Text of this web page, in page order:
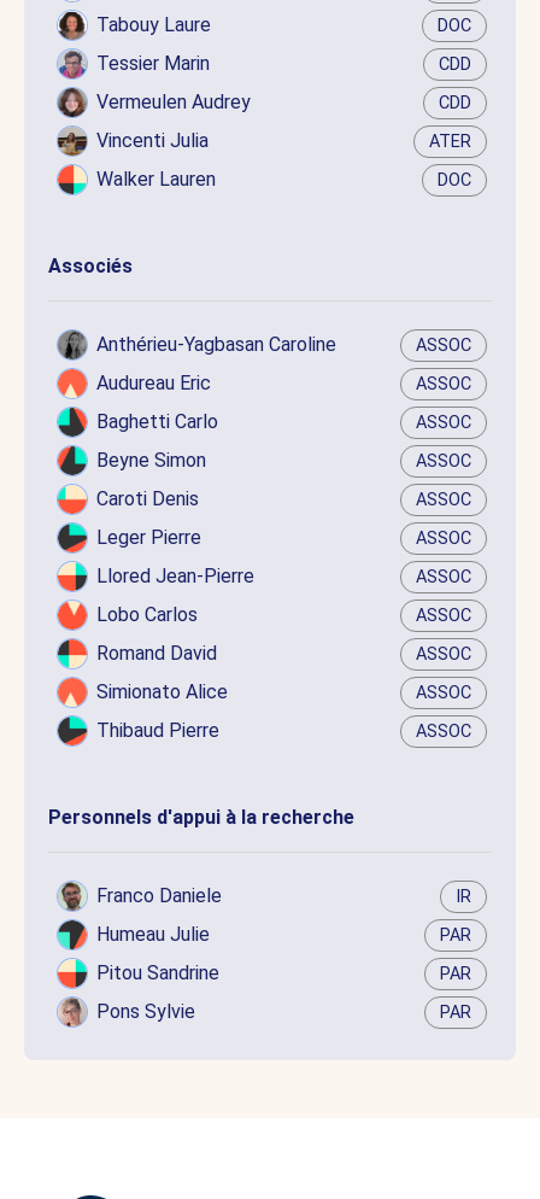
Tabouy Laure DOC
Tessier Marin CDD
Vermeulen Audrey CDD
Vincenti Julia ATER
Walker Lauren DOC
Associés
Anthérieu-Yagbasan Caroline ASSOC
Audureau Eric ASSOC
Baghetti Carlo ASSOC
Beyne Simon ASSOC
Caroti Denis ASSOC
Leger Pierre ASSOC
Llored Jean-Pierre ASSOC
Lobo Carlos ASSOC
Romand David ASSOC
Simionato Alice ASSOC
Thibaud Pierre ASSOC
Personnels d'appui à la recherche
Franco Daniele IR
Humeau Julie PAR
Pitou Sandrine PAR
Pons Sylvie PAR